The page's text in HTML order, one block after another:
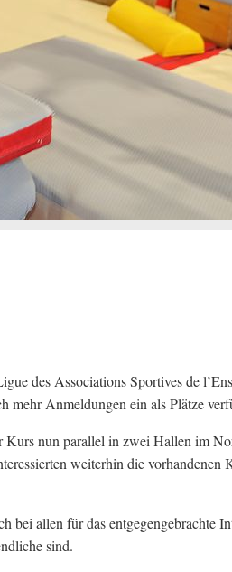
des Associations Sportives de
mehr Anmeldungen ein als Plätze
nun parallel in zwei Hallen im
weiterhin die vorhandenen
allen für das entgegengebrachte
sind.